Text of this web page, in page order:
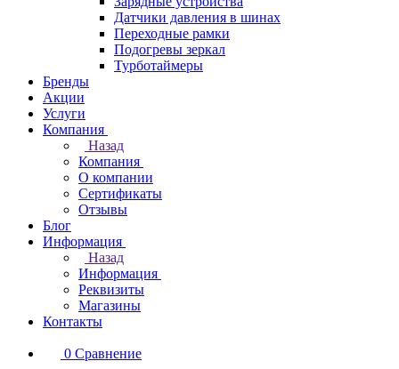
Датчики давления в шинах
Переходные рамки
Подогревы зеркал
Турботаймеры
Бренды
Акции
Услуги
Компания
Назад
Компания
О компании
Сертификаты
Отзывы
Блог
Информация
Назад
Информация
Реквизиты
Магазины
Контакты
0 Сравнение